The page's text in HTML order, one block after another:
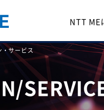
NTT ME
・サービス